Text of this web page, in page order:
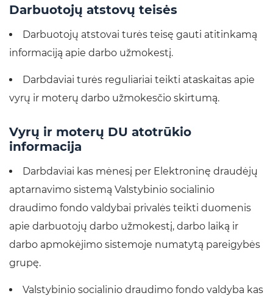
Darbuotojų atstovų teisės
Darbuotojų atstovai turės teisę gauti atitinkamą
informaciją apie darbo užmokestį.
Darbdaviai turės reguliariai teikti ataskaitas apie
vyrų ir moterų darbo užmokesčio skirtumą.
Vyrų ir moterų DU atotrūkio
informacija
Darbdaviai kas mėnesį per Elektroninę draudėjų
aptarnavimo sistemą Valstybinio socialinio
draudimo fondo valdybai privalės teikti duomenis
apie darbuotojų darbo užmokestį, darbo laiką ir
darbo apmokėjimo sistemoje numatytą pareigybės
grupę.
Valstybinio socialinio draudimo fondo valdyba kas